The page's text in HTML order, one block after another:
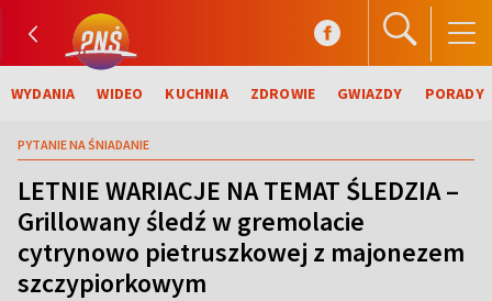
WYDANIA WIDEO KUCHNIA ZDROWIE GWIAZDY PORADY
PYTANIE NA ŚNIADANIE
LETNIE WARIACJE NA TEMAT ŚLEDZIA –
Grillowany śledź w gremolacie
cytrynowo pietruszkowej z majonezem
szczypiorkowym